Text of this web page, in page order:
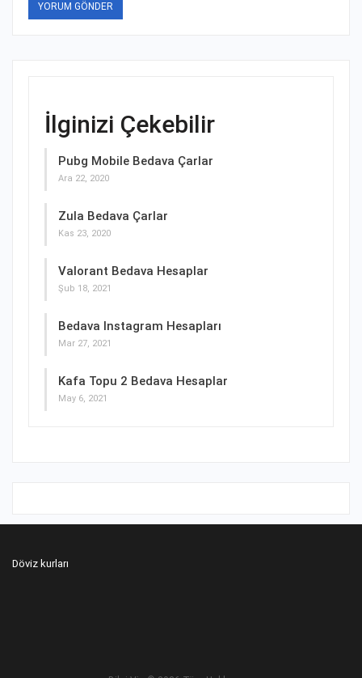
İlginizi Çekebilir
Pubg Mobile Bedava Çarlar
Ara 22, 2020
Zula Bedava Çarlar
Kas 23, 2020
Valorant Bedava Hesaplar
Şub 18, 2021
Bedava Instagram Hesapları
Mar 27, 2021
Kafa Topu 2 Bedava Hesaplar
May 6, 2021
Döviz kurları